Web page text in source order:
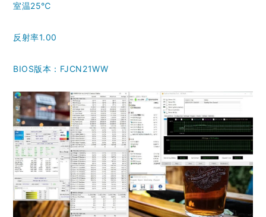
室温25℃
反射率1.00
BIOS版本：FJCN21WW